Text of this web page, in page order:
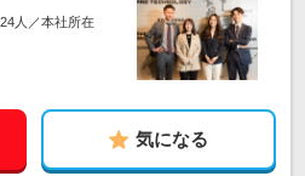
人／本社所在
気になる